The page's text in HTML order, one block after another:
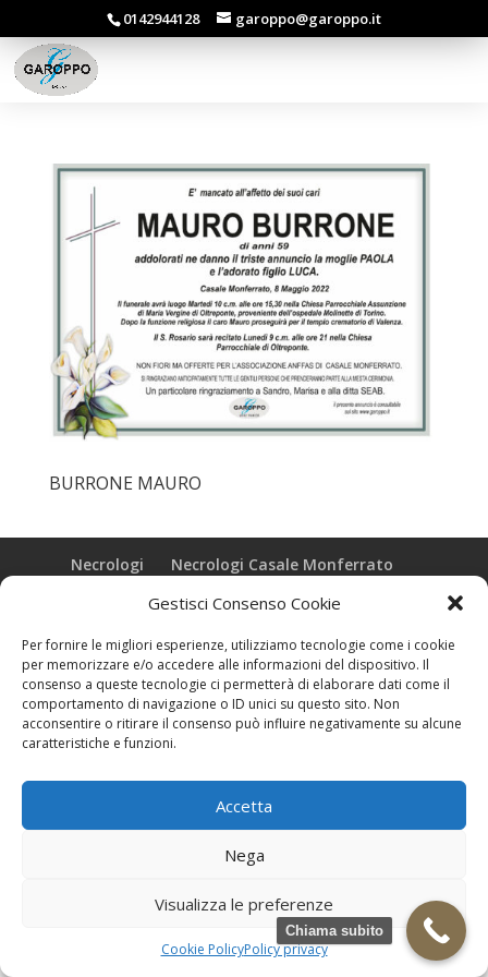
Gestisci Consenso Cookie
Per fornire le migliori esperienze, utilizziamo tecnologie come i cookie
per memorizzare e/o accedere alle informazioni del dispositivo. Il
consenso a queste tecnologie ci permetterà di elaborare dati come il
comportamento di navigazione o ID unici su questo sito. Non
acconsentire o ritirare il consenso può influire negativamente su alcune
caratteristiche e funzioni.
Accetta
Nega
Visualizza le preferenze
Cookie PolicyPolicy privacy
0142944128 garoppo@garoppo.it
BURRONE MAURO
Necrologi
Necrologi Casale Monferrato
Realizzazione grafica e Copyright © zeropensieri local web -
Casale Monferrato info@zeropensieri-cloud
Chiama subito